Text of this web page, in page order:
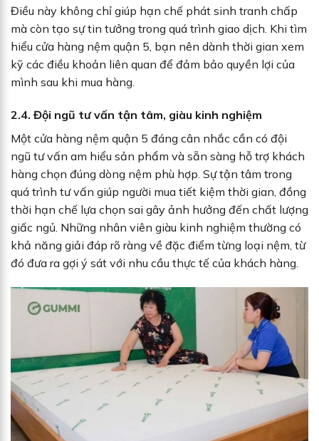
Điều này không chỉ giúp hạn chế phát sinh tranh chấp
mà còn tạo sự tin tưởng trong quá trình giao dịch. Khi tìm
hiểu cửa hàng nệm quận 5, bạn nên dành thời gian xem
kỹ các điều khoản liên quan để đảm bảo quyền lợi của
mình sau khi mua hàng.
2.4. Đội ngũ tư vấn tận tâm, giàu kinh nghiệm
Một cửa hàng nệm quận 5 đáng cân nhắc cần có đội
ngũ tư vấn am hiểu sản phẩm và sẵn sàng hỗ trợ khách
hàng chọn đúng dòng nệm phù hợp. Sự tận tâm trong
quá trình tư vấn giúp người mua tiết kiệm thời gian, đồng
thời hạn chế lựa chọn sai gây ảnh hưởng đến chất lượng
giấc ngủ. Những nhân viên giàu kinh nghiệm thường có
khả năng giải đáp rõ ràng về đặc điểm từng loại nệm, từ
đó đưa ra gợi ý sát với nhu cầu thực tế của khách hàng.